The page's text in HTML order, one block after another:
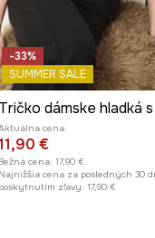
-33%
SUMMER SALE
cena:
11,90 €
Bežná cena: 17,90 €
Najnižšia cena za posledných 30
poskytnutím zľavy: 17,90 €